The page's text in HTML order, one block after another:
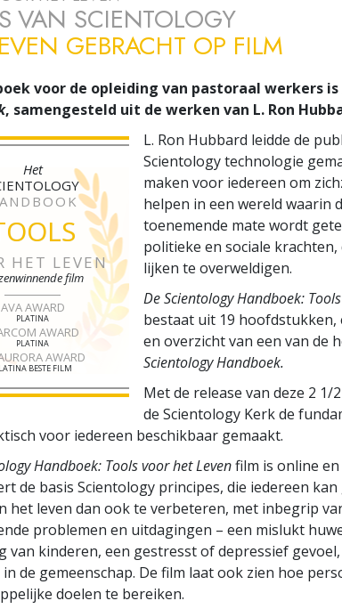
VAN SCIENTOLOGY
GEBRACHT OP FILM
voor de opleiding van pastoraal werkers is
, samengesteld uit de werken van L. Ron
Het
HET LEVEN
film
AVA AWARD
PLATINA
AWARD
PLATINA
AWARD
BESTE FILM
L. Ron Hubbard leidde de
Scientology technologie
maken voor iedereen om
helpen in een wereld waarin
toenemende mate wordt
politieke en sociale
lijken te overweldigen.
De Scientology Handboek:
bestaat uit 19
en overzicht van een van de
Scientology Handboek.
Met de release van deze 2
de Scientology Kerk de
voor iedereen beschikbaar gemaakt.
Handboek: Tools voor het Levenfilm is online
de basis Scientology principes, die iedereen
het leven dan ook te verbeteren, met inbegrip
problemen en uitdagingen – een mislukt
van kinderen, een gestresst of depressief
de gemeenschap. De film laat ook zien hoe
doelen te bereiken.